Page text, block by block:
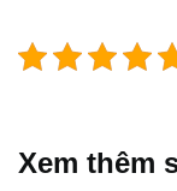
Xem thêm